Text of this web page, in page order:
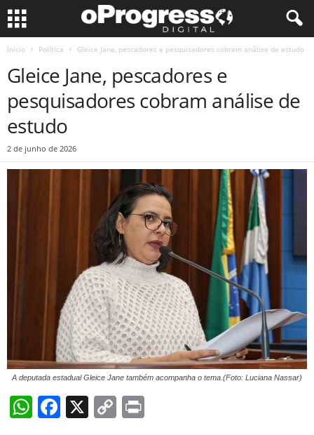
Início Política Gleice Jane, pescadores e pesquisadores cobram análise de estudo
Gleice Jane, pescadores e
pesquisadores cobram análise de
estudo
2 de junho de 2026
A deputada estadual Gleice Jane também acompanha o tema.(Foto: Luciana Nassar)
W
F
X
C